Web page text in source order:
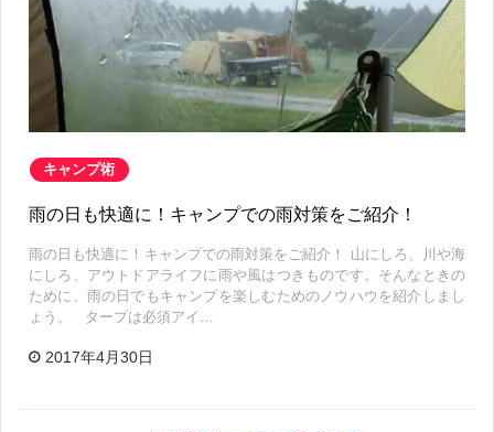
キャンプ術
雨の日も快適に！キャンプでの雨対策をご紹介！
雨の日も快適に！キャンプでの雨対策をご紹介！ 山にしろ、川や海
にしろ、アウトドアライフに雨や風はつきものです。そんなときの
ために、雨の日でもキャンプを楽しむためのノウハウを紹介しまし
ょう。 タープは必須アイ…
2017年4月30日